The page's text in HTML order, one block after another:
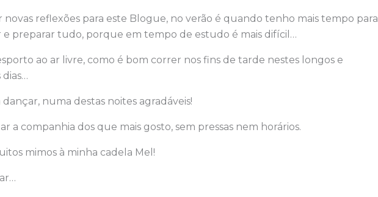
novas reflexões para este Blogue, no verão é quando tenho mais tempo para
e preparar tudo, porque em tempo de estudo é mais difícil…
ao ar livre, como é bom correr nos fins de tarde nestes longos e
dançar, numa destas noites agradáveis!
a companhia dos que mais gosto, sem pressas nem horários.
mimos à minha cadela Mel!